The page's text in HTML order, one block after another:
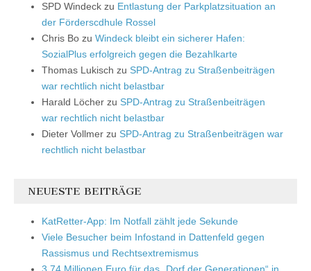
SPD Windeck zu Entlastung der Parkplatzsituation an
der Förderscdhule Rossel
Chris Bo zu Windeck bleibt ein sicherer Hafen:
SozialPlus erfolgreich gegen die Bezahlkarte
Thomas Lukisch zu SPD-Antrag zu Straßenbeiträgen
war rechtlich nicht belastbar
Harald Löcher zu SPD-Antrag zu Straßenbeiträgen
war rechtlich nicht belastbar
Dieter Vollmer zu SPD-Antrag zu Straßenbeiträgen war
rechtlich nicht belastbar
NEUESTE BEITRÄGE
KatRetter-App: Im Notfall zählt jede Sekunde
Viele Besucher beim Infostand in Dattenfeld gegen
Rassismus und Rechtsextremismus